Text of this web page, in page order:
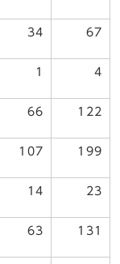
34 67
1 4
66 122
107 199
14 23
63 131